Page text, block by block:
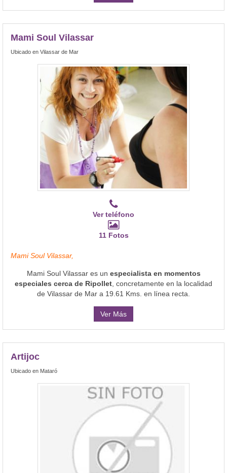
Mami Soul Vilassar
Ubicado en Vilassar de Mar
Ver teléfono
11 Fotos
Mami Soul Vilassar,
Mami Soul Vilassar es un especialista en momentos
especiales cerca de Ripollet , concretamente en la localidad
de Vilassar de Mar a 19.61 Kms. en línea recta.
Ver Más
Artijoc
Ubicado en Mataró